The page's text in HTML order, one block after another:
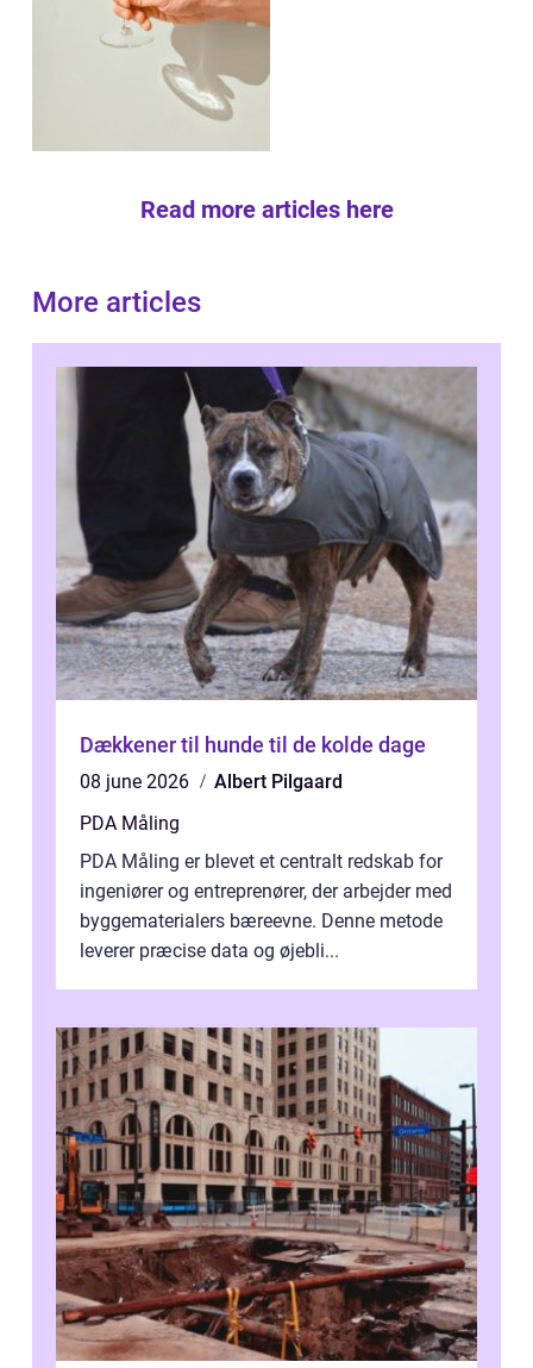
Read more articles here
More articles
Dækkener til hunde til de kolde dage
08 june 2026
Albert Pilgaard
PDA Måling
PDA Måling er blevet et centralt redskab for
ingeniører og entreprenører, der arbejder med
byggematerialers bæreevne. Denne metode
leverer præcise data og øjebli...